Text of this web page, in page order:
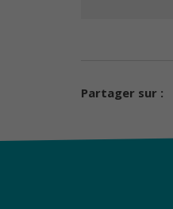
Partager sur :